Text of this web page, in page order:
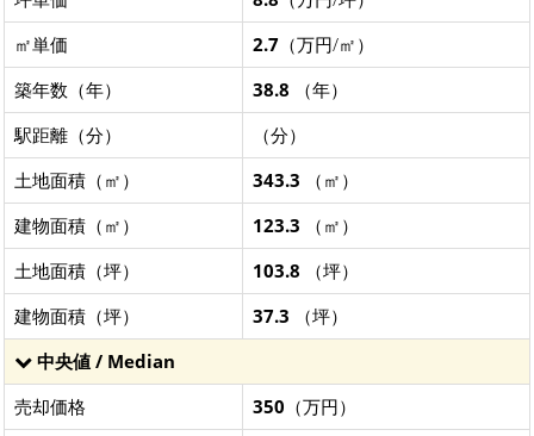
㎡単価
2.7 （万円/㎡）
築年数（年）
38.8 （年）
駅距離（分）
（分）
土地面積（㎡）
343.3 （㎡）
建物面積（㎡）
123.3 （㎡）
土地面積（坪）
103.8 （坪）
建物面積（坪）
37.3 （坪）
中央値 / Median
売却価格
350 （万円）